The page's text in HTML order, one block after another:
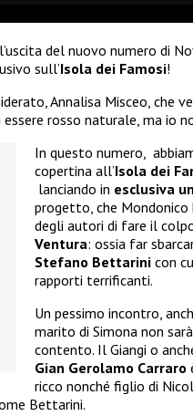
del nuovo numero di
sull’Isola dei Famosi!
Annalisa Misceo, che
rosso naturale, ma io
In questo numero,
copertina all’Isola dei
lanciando in esclusiva
progetto, che
degli autori di fare il
Ventura: ossia far
Stefano Bettarini con
rapporti terrificanti.
Un pessimo incontro,
marito di Simona non
contento. Il Giangi o
Gian Gerolamo Carraro
ricco nonché figlio di
Bettarini.